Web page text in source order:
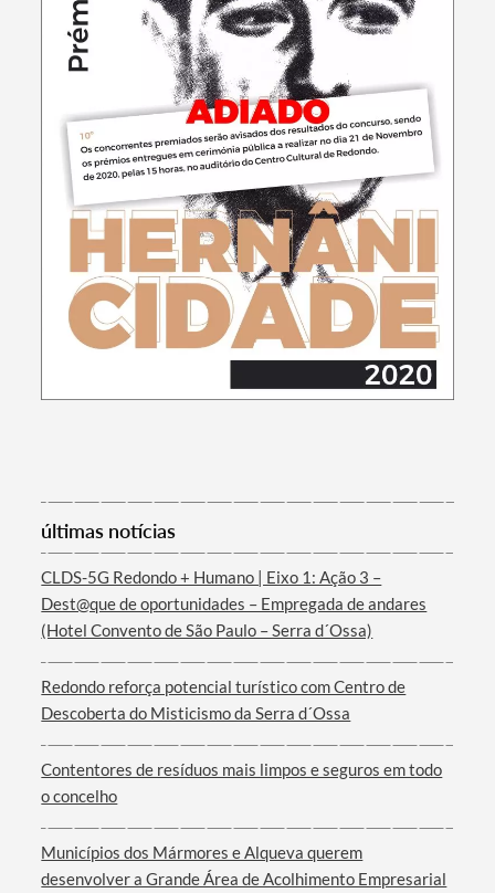
Termo de Pesquisa
Categorias gerais
últimas notícias
CLDS-5G Redondo + Humano | Eixo 1: Ação 3 –
Dest@que de oportunidades – Empregada de andares
(Hotel Convento de São Paulo – Serra d´Ossa)
Redondo reforça potencial turístico com Centro de
Descoberta do Misticismo da Serra d´Ossa
Contentores de resíduos mais limpos e seguros em todo
o concelho
Municípios dos Mármores e Alqueva querem
desenvolver a Grande Área de Acolhimento Empresarial